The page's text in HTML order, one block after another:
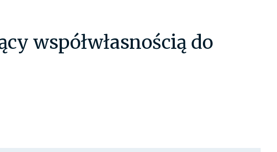
współwłasnością do